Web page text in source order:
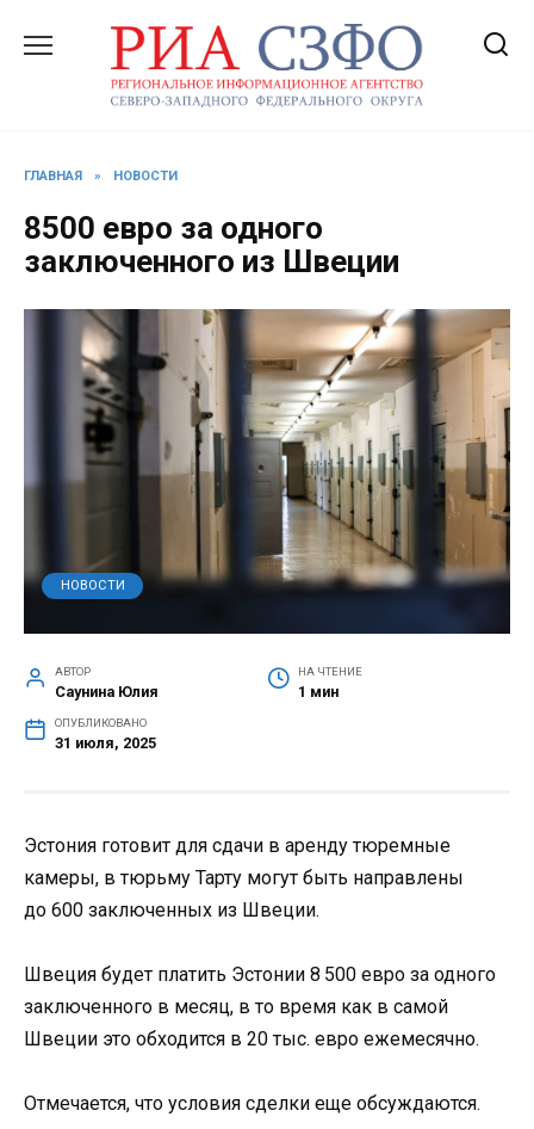
содержанию
ГЛАВНАЯ » НОВОСТИ
8500 евро за одного
заключенного из Швеции
НОВОСТИ
АВТОР
Саунина Юлия
НА ЧТЕНИЕ
1 мин
ОПУБЛИКОВАНО
31 июля, 2025
Эстония готовит для сдачи в аренду тюремные
камеры, в тюрьму Тарту могут быть направлены
до 600 заключенных из Швеции.
Швеция будет платить Эстонии 8 500 евро за одного
заключенного в месяц, в то время как в самой
Швеции это обходится в 20 тыс. евро ежемесячно.
Отмечается, что условия сделки еще обсуждаются.